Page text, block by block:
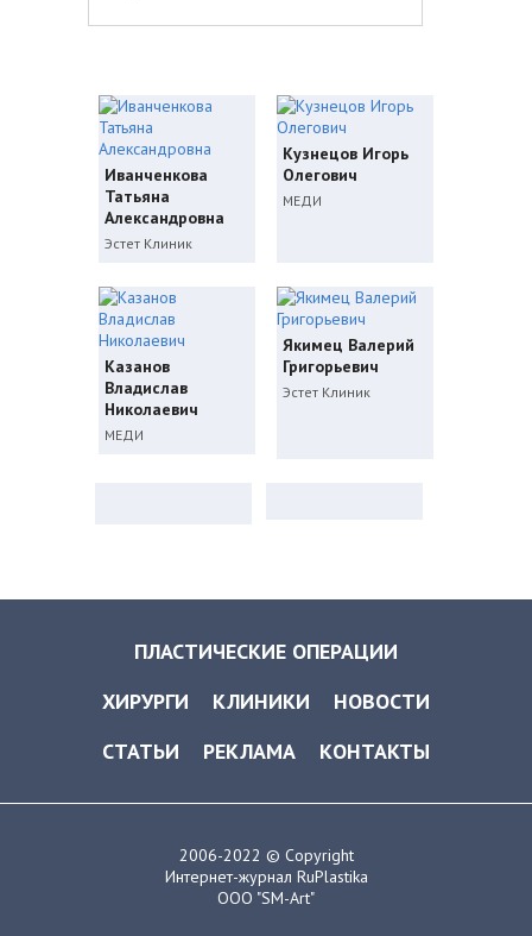
Иванченкова
Татьяна
Александровна
Эстет Клиник
Кузнецов Игорь
Олегович
МЕДИ
Казанов
Владислав
Николаевич
МЕДИ
Якимец Валерий
Григорьевич
Эстет Клиник
ПЛАСТИЧЕСКИЕ ОПЕРАЦИИ
ХИРУРГИ
КЛИНИКИ
НОВОСТИ
СТАТЬИ
РЕКЛАМА КОНТАКТЫ
2006-2022 © Copyright
Интернет-журнал RuPlastika
ООО "SM-Art"